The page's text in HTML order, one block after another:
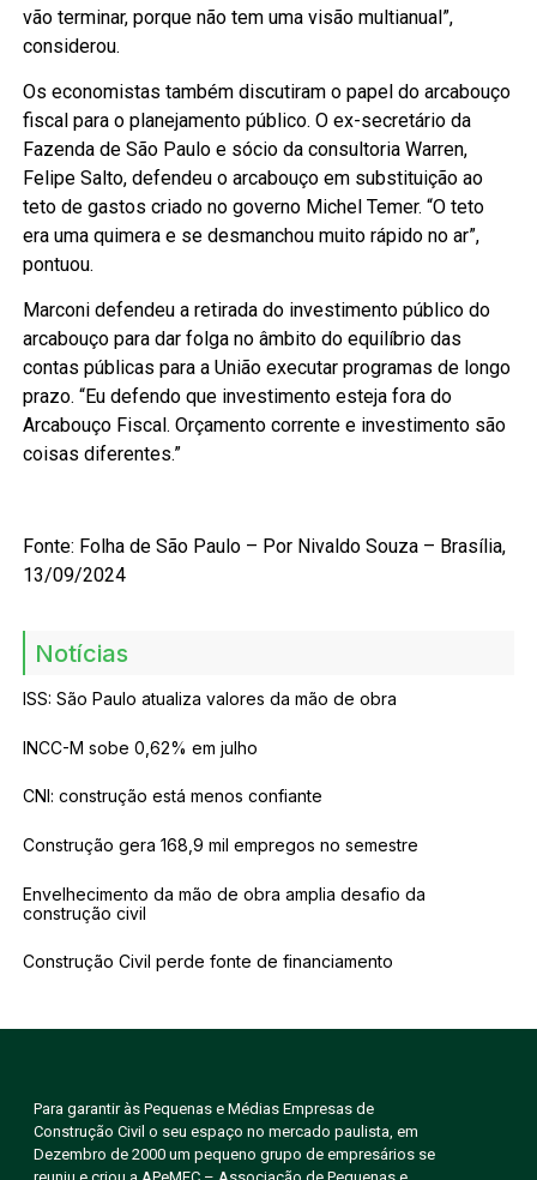
vão terminar, porque não tem uma visão multianual”,
considerou.
Os economistas também discutiram o papel do arcabouço
fiscal para o planejamento público. O ex-secretário da
Fazenda de São Paulo e sócio da consultoria Warren,
Felipe Salto, defendeu o arcabouço em substituição ao
teto de gastos criado no governo Michel Temer. “O teto
era uma quimera e se desmanchou muito rápido no ar”,
pontuou.
Marconi defendeu a retirada do investimento público do
arcabouço para dar folga no âmbito do equilíbrio das
contas públicas para a União executar programas de longo
prazo. “Eu defendo que investimento esteja fora do
Arcabouço Fiscal. Orçamento corrente e investimento são
coisas diferentes.”
Fonte: Folha de São Paulo – Por Nivaldo Souza – Brasília,
13/09/2024
Notícias
ISS: São Paulo atualiza valores da mão de obra
INCC-M sobe 0,62% em julho
CNI: construção está menos confiante
Construção gera 168,9 mil empregos no semestre
Envelhecimento da mão de obra amplia desafio da
construção civil
Construção Civil perde fonte de financiamento
Para garantir às Pequenas e Médias Empresas de
Construção Civil o seu espaço no mercado paulista, em
Dezembro de 2000 um pequeno grupo de empresários se